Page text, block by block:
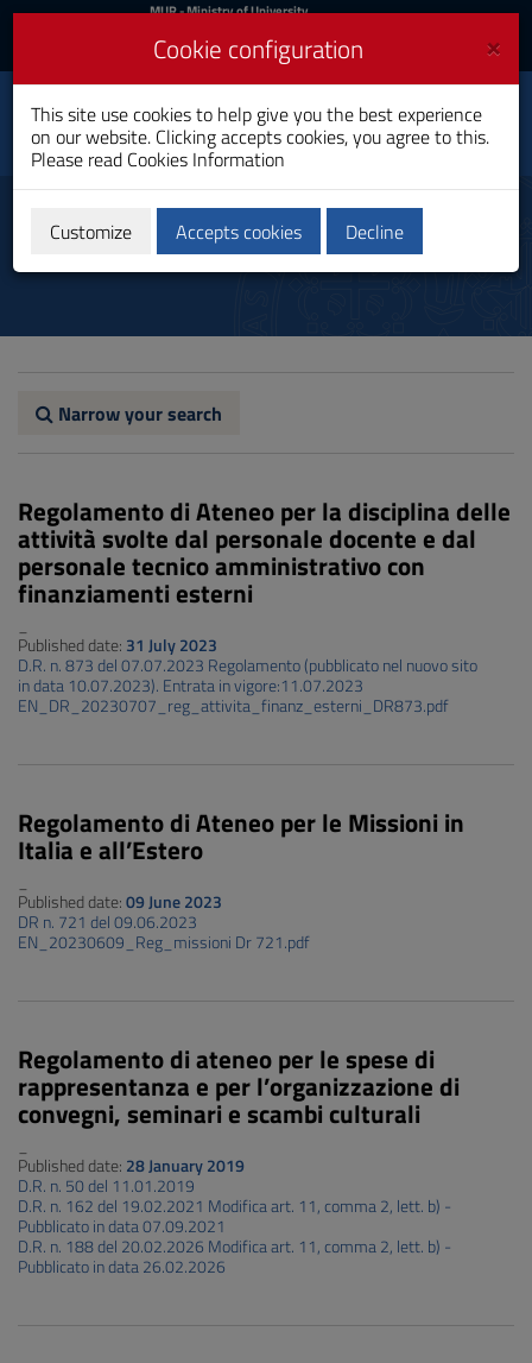
Skip
Content
to
Go
MIUR
Login
MUR- Ministry of University
Login UniCA News
Toggle
navigation
University of
Cagliari
Financial
Narrow your search
Regolamento di Ateneo per la disciplina delle
attività svolte dal personale docente e dal
personale tecnico amministrativo con
finanziamenti esterni
Published date: 31 July 2023
D.R. n. 873 del 07.07.2023 Regolamento (pubblicato nel nuovo sito
in data 10.07.2023). Entrata in vigore:11.07.2023
EN_DR_20230707_reg_attivita_finanz_esterni_DR873.pdf
Regolamento di Ateneo per le Missioni in
Italia e all’Estero
Published date:09 June 2023
DR n. 721 del 09.06.2023
EN_20230609_Reg_missioni Dr 721.pdf
Regolamento di ateneo per le spese di
rappresentanza e per l’organizzazione di
convegni, seminari e scambi culturali
Published date: 28 January 2019
D.R. n. 50 del 11.01.2019
D.R. n. 162 del 19.02.2021 Modifica art. 11, comma 2, lett. b) -
Pubblicato in data 07.09.2021
D.R. n. 188 del 20.02.2026 Modifica art. 11, comma 2, lett. b) -
Pubblicato in data 26.02.2026
×
Cookie configuration
This site use cookies to help give you the best experience
on our website. Clicking accepts cookies, you agree to this.
Please read Cookies Information
Customize Accepts cookies Decline